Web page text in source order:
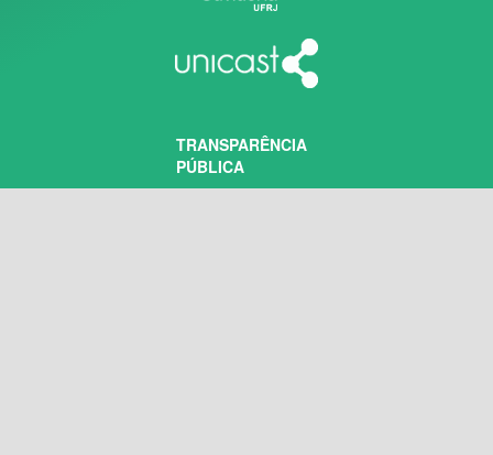
TRANSPARÊNCIA
PÚBLICA